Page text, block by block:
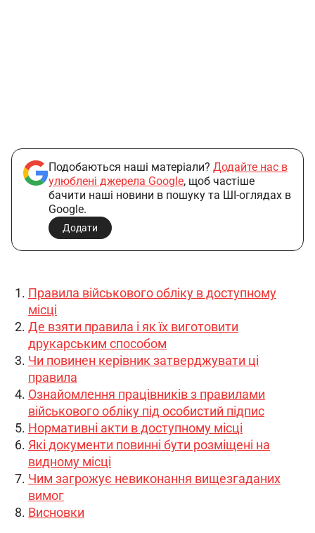
Подобаються наші матеріали? Додайте нас в
улюблені джерела Google, щоб частіше
бачити наші новини в пошуку та ШІ-оглядах в
Google.
Додати
Правила військового обліку в доступному
місці
Де взяти правила і як їх виготовити
друкарським способом
Чи повинен керівник затверджувати ці
правила
Ознайомлення працівників з правилами
військового обліку під особистий підпис
Нормативні акти в доступному місці
Які документи повинні бути розміщені на
видному місці
Чим загрожує невиконання вищезгаданих
вимог
Висновки